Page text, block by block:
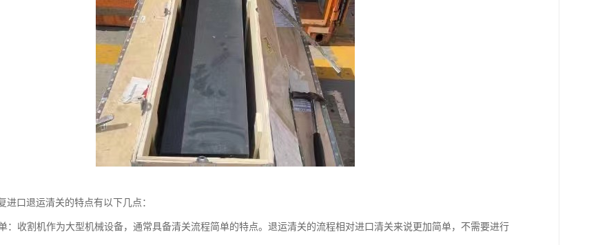
进口退运清关的特点有以下几点：
：收割机作为大型机械设备，通常具备清关流程简单的特点。退运清关的流程相对进口清关来说更加简单，不需要进行